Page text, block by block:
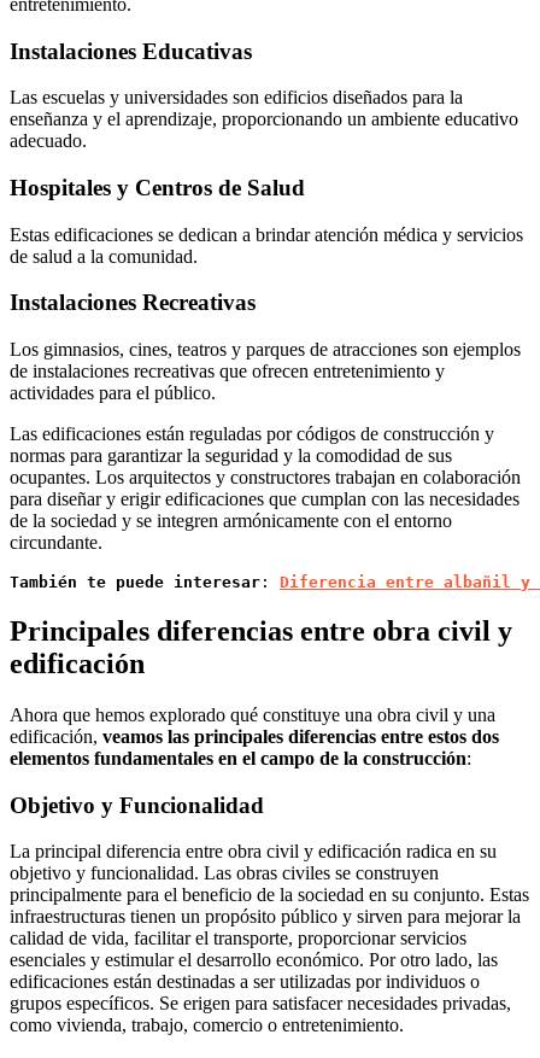
Instalaciones Educativas
Las escuelas y universidades son edificios diseñados para la
enseñanza y el aprendizaje, proporcionando un ambiente educativo
adecuado.
Hospitales y Centros de Salud
Estas edificaciones se dedican a brindar atención médica y servicios
de salud a la comunidad.
Instalaciones Recreativas
Los gimnasios, cines, teatros y parques de atracciones son ejemplos
de instalaciones recreativas que ofrecen entretenimiento y
actividades para el público.
Las edificaciones están reguladas por códigos de construcción y
normas para garantizar la seguridad y la comodidad de sus
ocupantes. Los arquitectos y constructores trabajan en colaboración
para diseñar y erigir edificaciones que cumplan con las necesidades
de la sociedad y se integren armónicamente con el entorno
circundante.
También te puede interesar : Diferencia entre albañil y
Principales diferencias entre obra civil y
edificación
Ahora que hemos explorado qué constituye una obra civil y una
edificación, veamos las principales diferencias entre estos dos
elementos fundamentales en el campo de la construcción:
Objetivo y Funcionalidad
La principal diferencia entre obra civil y edificación radica en su
objetivo y funcionalidad. Las obras civiles se construyen
principalmente para el beneficio de la sociedad en su conjunto. Estas
infraestructuras tienen un propósito público y sirven para mejorar la
calidad de vida, facilitar el transporte, proporcionar servicios
esenciales y estimular el desarrollo económico. Por otro lado, las
edificaciones están destinadas a ser utilizadas por individuos o
grupos específicos. Se erigen para satisfacer necesidades privadas,
como vivienda, trabajo, comercio o entretenimiento.